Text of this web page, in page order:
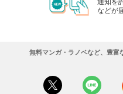
などが
無料マンガ・ラノベなど、豊富